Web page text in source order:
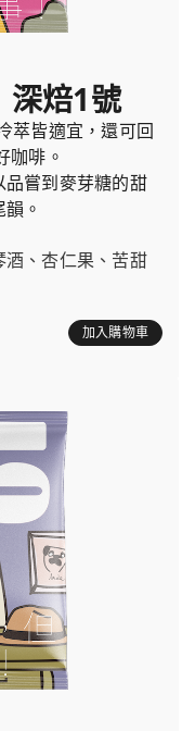
焙1號
萃皆適宜，還可回
咖啡。
嘗到麥芽糖的甜
。
、杏仁果、苦甜
加入購物車